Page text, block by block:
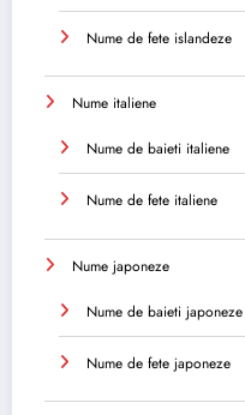
Nume de fete islandeze
Nume italiene
Nume de baieti italiene
Nume de fete italiene
Nume japoneze
Nume de baieti japoneze
Nume de fete japoneze